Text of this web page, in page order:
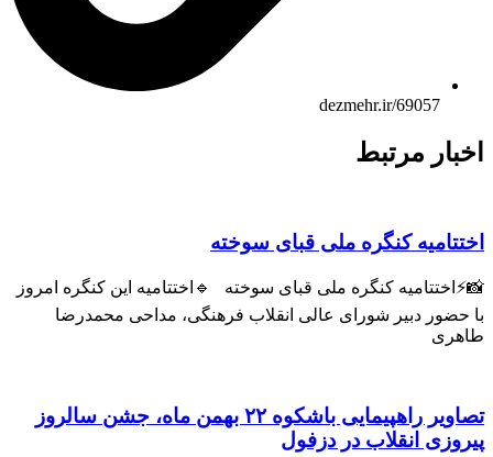
dezmehr.ir/69057
مرتبط
کنگره ملی قبای سوخته
کنگره ملی قبای سوخته 🔹اختتامیه این کنگره امروز
دبیر شورای عالی انقلاب فرهنگی، مداحی محمدرضا
تصاویر راهپیمایی باشکوه ۲۲ بهمن ماه، جشن سالروز
انقلاب در دزفول